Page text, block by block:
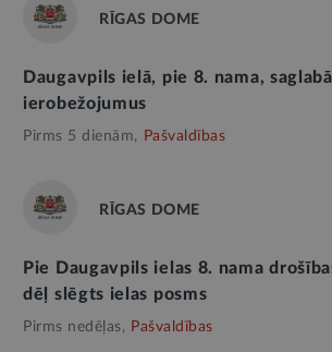
RĪGAS DOME
Daugavpils ielā, pie 8. nama,
ierobežojumus
Pirms 5 dienām, Pašvaldības
RĪGAS DOME
Pie Daugavpils ielas 8. nama
dēļ slēgts ielas posms
Pirms nedēļas, Pašvaldības